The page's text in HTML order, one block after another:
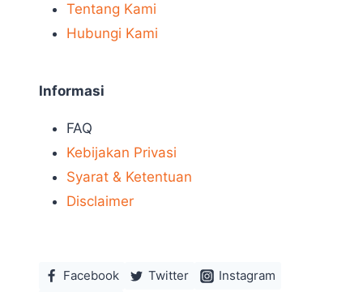
Tentang Kami
Hubungi Kami
Informasi
FAQ
Kebijakan Privasi
Syarat & Ketentuan
Disclaimer
Facebook Twitter
Instagram